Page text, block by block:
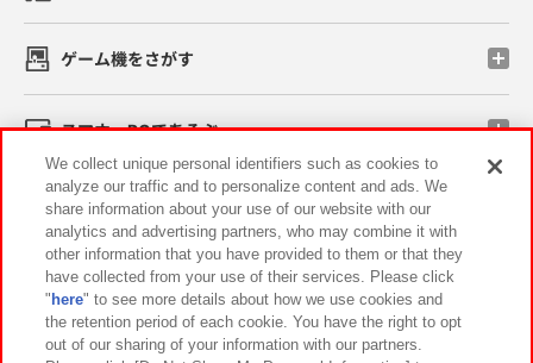
ゲーム機をさがす
スマホ・PCであそぶ
イベント・キャンペーン
関連会社 サステナビリティ サイトポリシー
プライバシーポリシー ウェブアクセシビリティ方針と検証結果
We collect unique personal identifiers such as cookies to
analyze our traffic and to personalize content and ads. We
share information about your use of our website with our
analytics and advertising partners, who may combine it with
other information that you have provided to them or that they
have collected from your use of their services. Please click
" here" to see more details about how we use cookies and
the retention period of each cookie. You have the right to opt
out of our sharing of your information with our partners.